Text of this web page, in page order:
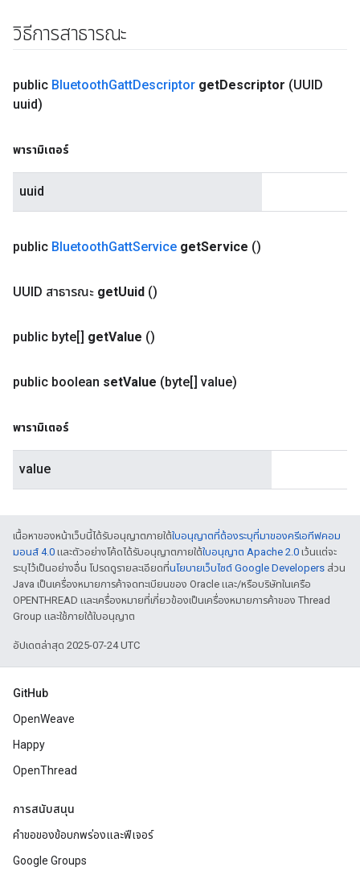
วิธีการสาธารณะ
public BluetoothGattDescriptor getDescriptor (UUID
uuid)
พารามิเตอร์
uuid
public BluetoothGattService getService ()
UUID สาธารณะ getUuid ()
public byte[] getValue ()
public boolean setValue (byte[] value)
พารามิเตอร์
value
เนื้อหาของหน้าเว็บนี้ได้รับอนุญาตภายใต้ใบอนุญาตที่ต้องระบุที่มาของครีเอทีฟคอม
มอนส์ 4.0 และตัวอย่างโค้ดได้รับอนุญาตภายใต้ใบอนุญาต Apache 2.0 เว้นแต่จะ
ระบุไว้เป็นอย่างอื่น โปรดดูรายละเอียดที่นโยบายเว็บไซต์ Google Developers ส่วน
Java เป็นเครื่องหมายการค้าจดทะเบียนของ Oracle และ/หรือบริษัทในเครือ
OPENTHREAD และเครื่องหมายที่เกี่ยวข้องเป็นเครื่องหมายการค้าของ Thread
Group และใช้ภายใต้ใบอนุญาต
อัปเดตล่าสุด 2025-07-24 UTC
GitHub
OpenWeave
Happy
OpenThread
การสนับสนุน
คำขอของข้อบกพร่องและฟีเจอร์
Google Groups